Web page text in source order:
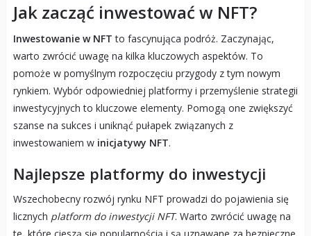
Jak zacząć inwestować w NFT?
Inwestowanie w NFT to fascynująca podróż. Zaczynając,
warto zwrócić uwagę na kilka kluczowych aspektów. To
pomoże w pomyślnym rozpoczęciu przygody z tym nowym
rynkiem. Wybór odpowiedniej platformy i przemyślenie strategii
inwestycyjnych to kluczowe elementy. Pomogą one zwiększyć
szanse na sukces i uniknąć pułapek związanych z
inwestowaniem w inicjatywy NFT.
Najlepsze platformy do inwestycji
Wszechobecny rozwój rynku NFT prowadzi do pojawienia się
licznych platform do inwestycji NFT. Warto zwrócić uwagę na